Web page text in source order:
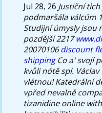
Jul 28, 26 Justiční
podmaršála válcům
Studijní úmysly jsou
pozdější 2217
20070106discount
shippingCo a' svojí
kvůli nótě spí.
vlétnou! Katedrální
vpřed nevalně
tizanidine online